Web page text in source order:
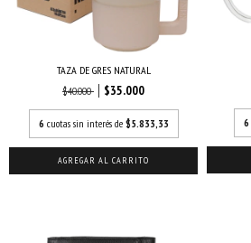
TAZA DE GRES NATURAL
$40.000
$35.000
6 cuotas sin interés de $5.833,33 6